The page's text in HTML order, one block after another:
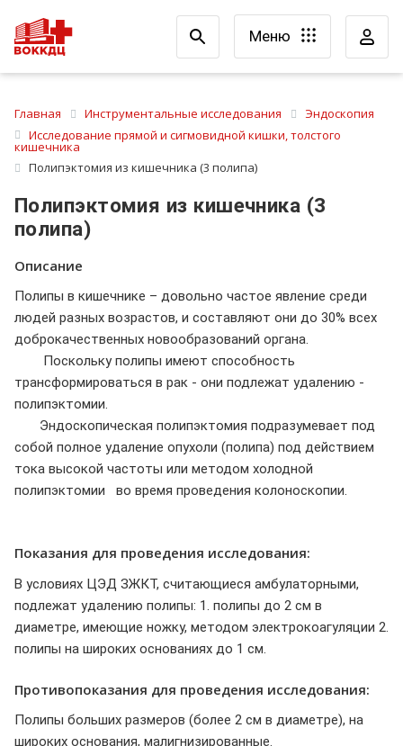
Меню
Главная Инструментальные исследования
Эндоскопия
Исследование прямой и сигмовидной кишки, толстого
кишечника
Полипэктомия из кишечника (3 полипа)
Полипэктомия из кишечника (3
полипа)
Описание
Полипы в кишечнике – довольно частое явление среди
людей разных возрастов, и составляют они до 30% всех
доброкачественных новообразований органа.
Поскольку полипы имеют способность
трансформироваться в рак - они подлежат удалению -
полипэктомии.
Эндоскопическая полипэктомия подразумевает под
собой полное удаление опухоли (полипа) под действием
тока высокой частоты или методом холодной
полипэктомии во время проведения колоноскопии.
Показания для проведения исследования:
В условиях ЦЭД ЗЖКТ, считающиеся амбулаторными,
подлежат удалению полипы: 1. полипы до 2 см в
диаметре, имеющие ножку, методом электрокоагуляции 2.
полипы на широких основаниях до 1 см.
Противопоказания для проведения исследования:
Полипы больших размеров (более 2 см в диаметре), на
широких основания, малигнизированные.